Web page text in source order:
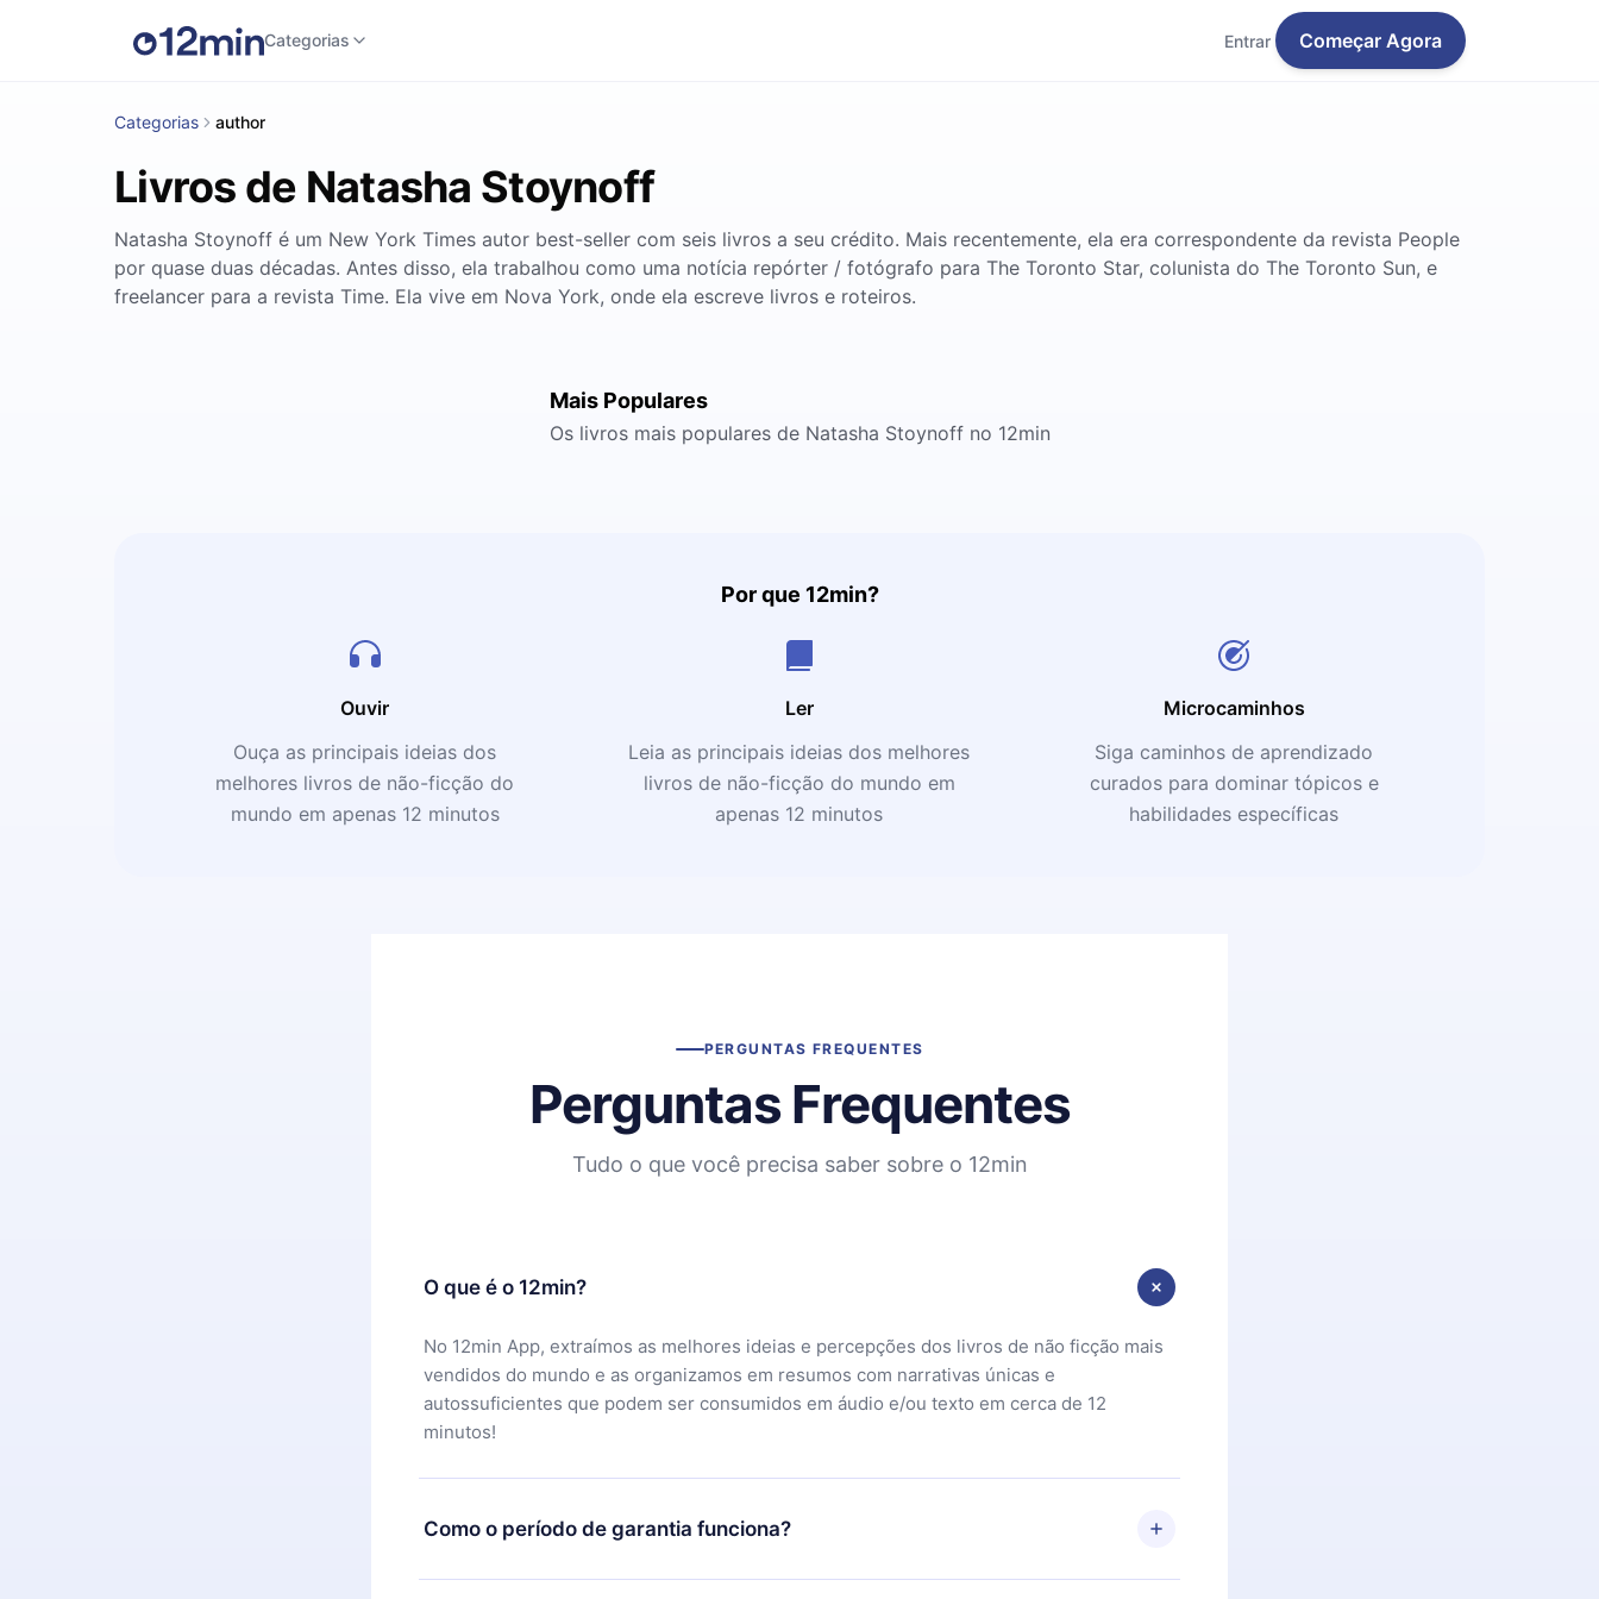
Categorias Entrar Começar Agora
Categorias author
Livros de Natasha Stoynoff
Natasha Stoynoff é um New York Times autor best-seller com seis livros a seu crédito. Mais recentemente, ela era correspondente da revista People
por quase duas décadas. Antes disso, ela trabalhou como uma notícia repórter / fotógrafo para The Toronto Star, colunista do The Toronto Sun, e
freelancer para a revista Time. Ela vive em Nova York, onde ela escreve livros e roteiros.
Mais Populares
Os livros mais populares de Natasha Stoynoff no 12min
Por que 12min?
Ouvir
Ouça as principais ideias dos
melhores livros de não-ficção do
mundo em apenas 12 minutos
Ler
Leia as principais ideias dos melhores
livros de não-ficção do mundo em
apenas 12 minutos
Microcaminhos
Siga caminhos de aprendizado
curados para dominar tópicos e
habilidades específicas
PERGUNTAS FREQUENTES
Perguntas Frequentes
Tudo o que você precisa saber sobre o 12min
O que é o 12min?
No 12min App, extraímos as melhores ideias e percepções dos livros de não ficção mais
vendidos do mundo e as organizamos em resumos com narrativas únicas e
autossuficientes que podem ser consumidos em áudio e/ou texto em cerca de 12
minutos!
Como o período de garantia funciona?
Você pode baixar nosso aplicativo e começar a aproveitar nossa biblioteca. Se por algum